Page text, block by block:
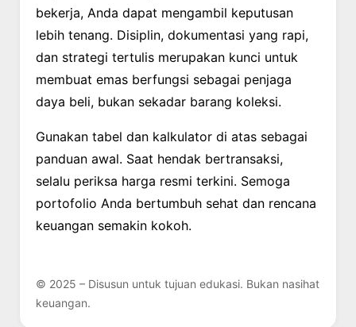
bekerja, Anda dapat mengambil keputusan
lebih tenang. Disiplin, dokumentasi yang rapi,
dan strategi tertulis merupakan kunci untuk
membuat emas berfungsi sebagai penjaga
daya beli, bukan sekadar barang koleksi.
Gunakan tabel dan kalkulator di atas sebagai
panduan awal. Saat hendak bertransaksi,
selalu periksa harga resmi terkini. Semoga
portofolio Anda bertumbuh sehat dan rencana
keuangan semakin kokoh.
© 2025 – Disusun untuk tujuan edukasi. Bukan nasihat
keuangan.